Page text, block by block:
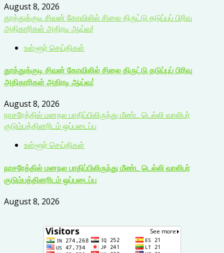
August 8, 2026
தூத்துக்குடி சிவன் கோவிலில் சிலை திருட்டு தடுப்புப் பிரிவு
அதிகாரிகள் அதிரடி ஆய்வு!
உள்ளூர் செய்திகள்
தூத்துக்குடி சிவன் கோவிலில் சிலை திருட்டு தடுப்புப் பிரிவு
அதிகாரிகள் அதிரடி ஆய்வு!
August 8, 2026
நாசரேத்தில் மனநல பாதிப்பிலிருந்து மீண்ட டெல்லி வாலிபர்
குடும்பத்தினரிடம் ஒப்படைப்பு
உள்ளூர் செய்திகள்
நாசரேத்தில் மனநல பாதிப்பிலிருந்து மீண்ட டெல்லி வாலிபர்
குடும்பத்தினரிடம் ஒப்படைப்பு
August 8, 2026